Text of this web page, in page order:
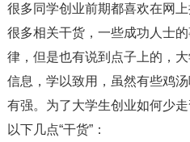
很多同学创业前期都喜欢在网
很多相关干货，一些成功人士
律，但是也有说到点子上的，
信息，学以致用，虽然有些鸡
有强。为了大学生创业如何少
以下几点“干货”：